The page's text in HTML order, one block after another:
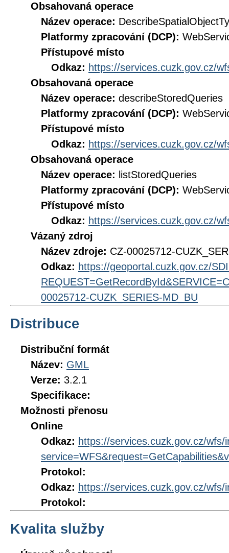
Obsahovaná operace
Název operace:
Platformy zpracování (DCP):
Přístupové místo
Odkaz: https://services.cuzk.gov.cz/
Obsahovaná operace
Název operace: describeStoredQueries
Platformy zpracování (DCP):
Přístupové místo
Odkaz: https://services.cuzk.gov.cz/
Obsahovaná operace
Název operace: listStoredQueries
Platformy zpracování (DCP):
Přístupové místo
Odkaz: https://services.cuzk.gov.cz/
Vázaný zdroj
Název zdroje: CZ-00025712-
Odkaz: https://geoportal.cuzk.gov.cz/
00025712-CUZK_SERIES-MD_BU
Distribuce
Distribuční formát
Název: GML
Verze: 3.2.1
Specifikace:
Možnosti přenosu
Online
Odkaz: https://services.cuzk.gov.cz/wfs/
Protokol:
Odkaz: https://services.cuzk.gov.cz/wfs/
Protokol:
Kvalita služby